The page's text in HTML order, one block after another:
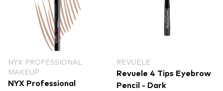
NYX PROFESSIONAL
MAKEUP
NYX Professional
REVUELE
Revuele 4 Tips Eyebrow
Pencil - Dark